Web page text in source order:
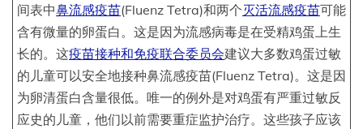
间表中鼻流感疫苗(Fluenz Tetra)和两个灭活流感疫苗可能
含有微量的卵蛋白。这是因为流感病毒是在受精鸡蛋上生
长的。这疫苗接种和免疫联合委员会建议大多数鸡蛋过敏
的儿童可以安全地接种鼻流感疫苗(Fluenz Tetra)。这是因
为卵清蛋白含量很低。唯一的例外是对鸡蛋有严重过敏反
应史的儿童，他们以前需要重症监护治疗。这些孩子应该